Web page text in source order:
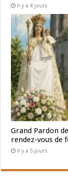
il y a 4 jours
Grand Pardon
rendez-vous de
il y a 5 jours